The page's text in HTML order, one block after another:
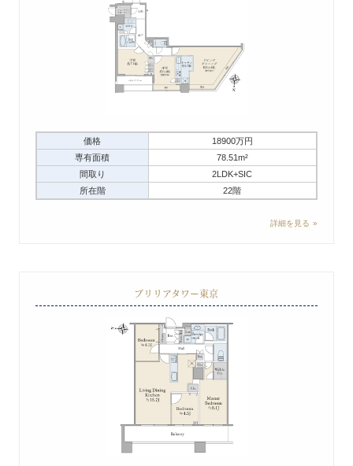
価格
18900万円
専有面積
78.51m²
間取り
2LDK+SIC
所在階
22階
詳細を見る
ブリリアタワー東京